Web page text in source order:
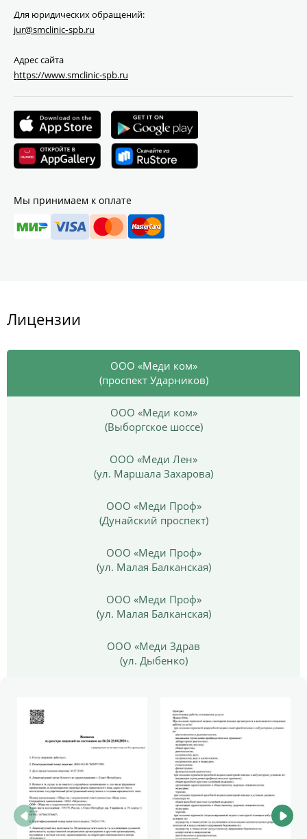
Для юридических обращений:
jur@smclinic‑spb.ru
Адрес сайта
https://www.smclinic-spb.ru
Мы принимаем к оплате
Лицензии
ООО «Меди ком»
(проспект Ударников)
ООО «Меди ком»
(Выборгское шоссе)
ООО «Меди Лен»
(ул. Маршала Захарова)
ООО «Меди Проф»
(Дунайский проспект)
ООО «Меди Проф»
(ул. Малая Балканская)
ООО «Меди Проф»
(ул. Малая Балканская)
ООО «Меди Здрав
(ул. Дыбенко)